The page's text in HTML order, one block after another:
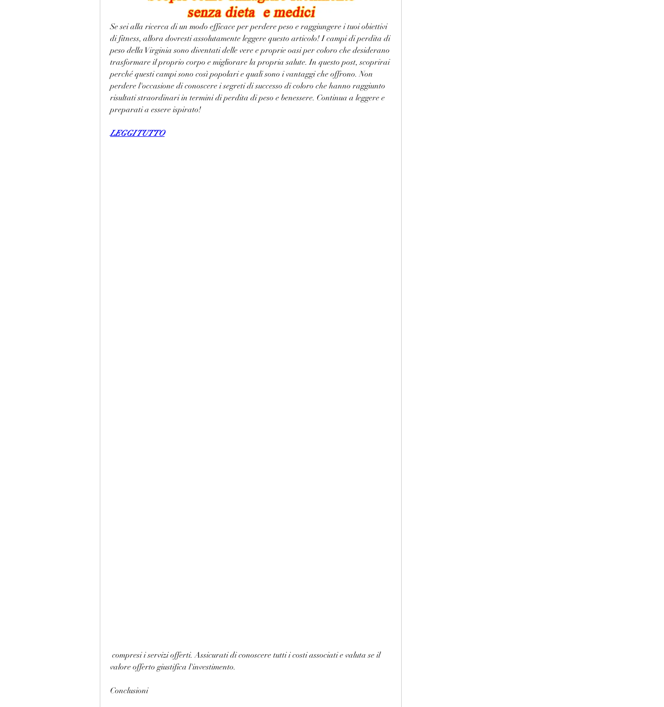
Se sei alla ricerca di un modo efficace per perdere peso e raggiungere i tuoi obiettivi
di fitness, allora dovresti assolutamente leggere questo articolo! I campi di perdita di
peso della Virginia sono diventati delle vere e proprie oasi per coloro che desiderano
trasformare il proprio corpo e migliorare la propria salute. In questo post, scoprirai
perché questi campi sono così popolari e quali sono i vantaggi che offrono. Non
perdere l'occasione di conoscere i segreti di successo di coloro che hanno raggiunto
risultati straordinari in termini di perdita di peso e benessere. Continua a leggere e
preparati a essere ispirato!
LEGGI TUTTO
valore offerto giustifica l'investimento.
Conclusioni